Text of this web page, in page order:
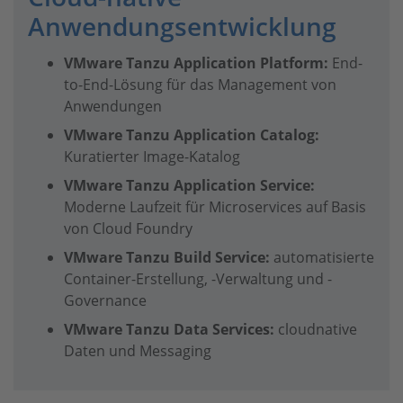
Anwendungsentwicklung
VMware Tanzu Application Platform: End-
to-End-Lösung für das Management von
Anwendungen
VMware Tanzu Application Catalog:
Kuratierter Image-Katalog
VMware Tanzu Application Service:
Moderne Laufzeit für Microservices auf Basis
von Cloud Foundry
VMware Tanzu Build Service: automatisierte
Container-Erstellung, -Verwaltung und -
Governance
VMware Tanzu Data Services: cloudnative
Daten und Messaging